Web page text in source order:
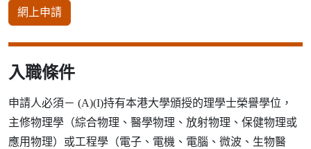
網上申請
入職條件
申請人必須－ (A)(I)持有本港大學頒授的理學士榮譽學位，
主修物理學（綜合物理、醫學物理、放射物理、保健物理或
應用物理）或工程學（電子、電機、電腦、微波、生物醫